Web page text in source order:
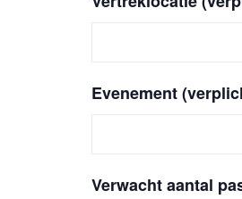
Evenement
Verwacht aantal